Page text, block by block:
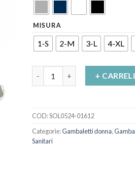
MISURA
1-S 2-M 3-L 4-XL
+
COD:SOL0524-01612
Categorie:Gambaletti donna,
Sanitari